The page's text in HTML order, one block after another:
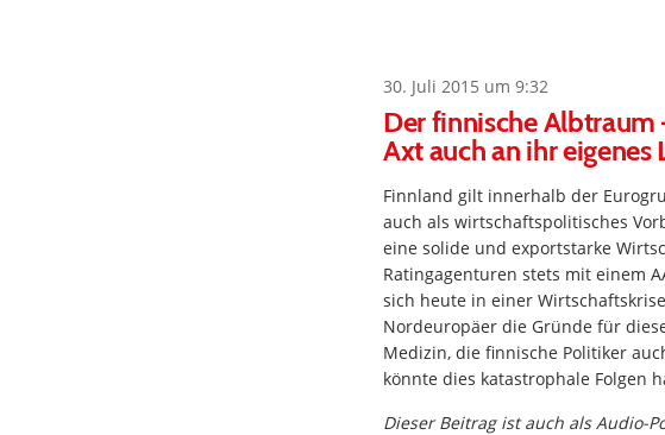
30. Juli 2015 um 9:32
Der finnische Albtraum
Axt auch an ihr eigenes
Finnland gilt innerhalb der
auch als wirtschaftspolitisches
eine solide und exportstarke
Ratingagenturen stets mit einem
sich heute in einer
Nordeuropäer die Gründe für
Medizin, die finnische Politiker
könnte dies katastrophale Folgen
Dieser Beitrag ist auch als Audio-